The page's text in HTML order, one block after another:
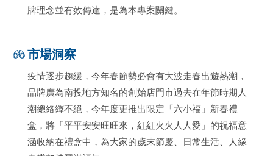
牌理念並有效傳達，是為本專案關鍵。
市場洞察
疫情逐步趨緩，今年春節勢必會有大波走春出遊熱潮，
品牌廣為南投地方知名的創始店門市過去在年節時期人
潮總絡繹不絕，今年度更推出限定「六小福」新春禮
盒，將「平平安安旺旺來，紅紅火火人人愛」的祝福意
涵收納在禮盒中，為大家的歲末節慶、日常生活、人緣